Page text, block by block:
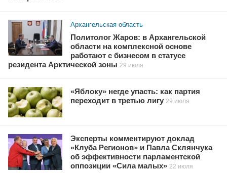
Архангельская область
Политолог Жаров: в Архангельской
области на комплексной основе
работают с бизнесом в статусе
резидента Арктической зоны 29 июля
«Яблоку» негде упасть: как партия
переходит в третью лигу 29 июля
Эксперты комментируют доклад
«Клуба Регионов» и Павла Склянчука
об эффективности парламентской
оппозиции «Сила малых» 22 июля